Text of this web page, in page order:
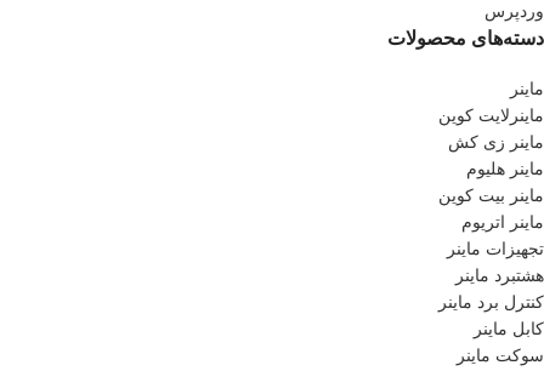
وردپرس
دسته‌های محصولات
ماینر
ماینرلایت کوین
ماینر زی کش
ماینر هلیوم
ماینر بیت کوین
ماینر اتریوم
تجهیزات ماینر
هشتبرد ماینر
کنترل برد ماینر
کابل ماینر
سوکت ماینر